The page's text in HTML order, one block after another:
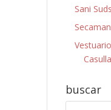
Sani Suds
buscar